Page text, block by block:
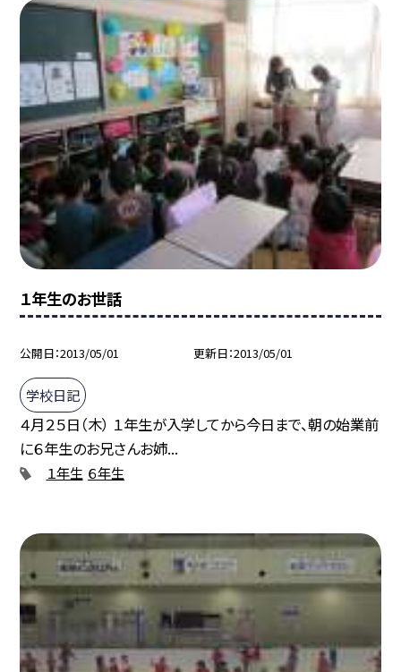
１年生のお世話
公開日 2013/05/01 更新日 2013/05/01
学校日記
４月２５日（木） １年生が入学してから今日まで、朝の始業前
に６年生のお兄さんお姉...
１年生 ６年生